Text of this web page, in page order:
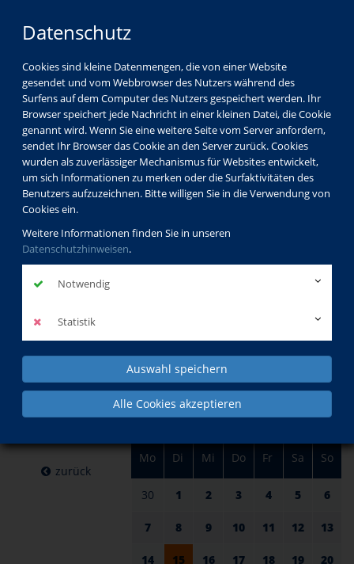
Datenschutz
Cookies sind kleine Datenmengen, die von einer Website
gesendet und vom Webbrowser des Nutzers während des
Surfens auf dem Computer des Nutzers gespeichert werden. Ihr
Browser speichert jede Nachricht in einer kleinen Datei, die Cookie
genannt wird. Wenn Sie eine weitere Seite vom Server anfordern,
sendet Ihr Browser das Cookie an den Server zurück. Cookies
wurden als zuverlässiger Mechanismus für Websites entwickelt,
um sich Informationen zu merken oder die Surfaktivitäten des
Benutzers aufzuzeichnen. Bitte willigen Sie in die Verwendung von
Cookies ein.
Weitere Informationen finden Sie in unseren
Datenschutzhinweisen.
Notwendig
Statistik
Auswahl speichern
Alle Cookies akzeptieren
LOGIN MENÜ
im Juli
Mo Di Mi Do Fr Sa So
30 1 2 3 4 5 6
7 8 9 10 11 12 13
14 15 16 17 18 19 20
am 15.
Juli 2025
zurück